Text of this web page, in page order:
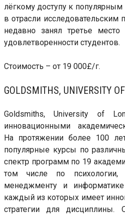
лёгкому доступу к
в отрасли исследовательским
недавно занял третье
удовлетворенности студентов.
Стоимость – от 19 000£/г.
GOLDSMITHS, UNIVERSITY
Goldsmiths, University of
инновационными
На протяжении более 100
популярные курсы по
спектр программ по 19
том числе по психологии,
менеджменту и
каждый из которых имеет
стратегии для дисциплины.